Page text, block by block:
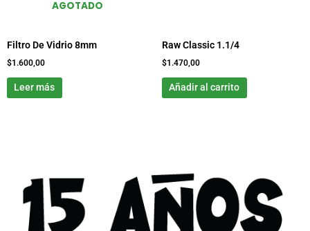
AGOTADO
Filtro De Vidrio 8mm
$1.600,00
Leer más
Raw Classic 1.1/4
$1.470,00
Añadir al carrito